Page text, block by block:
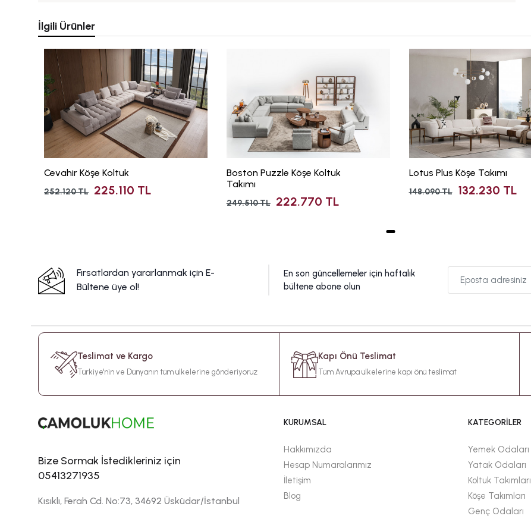
İlgili Ürünler
Cevahir Köşe Koltuk
252.120 TL 225.110 TL
Boston Puzzle Köşe Koltuk
Takımı
249.510 TL 222.770 TL
Lotus Plus Köşe Takımı
148.090 TL 132.230 TL
Fırsatlardan yararlanmak için E-
Bültene üye ol!
En son güncellemeler için haftalık
bültene abone olun
Teslimat ve Kargo
Türkiye'nin ve Dünyanın tüm ülkelerine gönderiyoruz
Kapı Önü Teslimat
Tüm Avrupa ülkelerine kapı önü teslimat
Bize Sormak İstedikleriniz için
05413271935
Kısıklı, Ferah Cd. No:73, 34692 Üsküdar/İstanbul
KURUMSAL
Hakkımızda
Hesap Numaralarımız
İletişim
Blog
KATEGORİLER
Yemek Odaları
Yatak Odaları
Koltuk Takımları
Köşe Takımları
Genç Odaları